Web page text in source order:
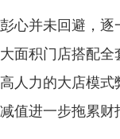
心并未回避，
面积门店搭配
人力的大店模
值进一步拖累财